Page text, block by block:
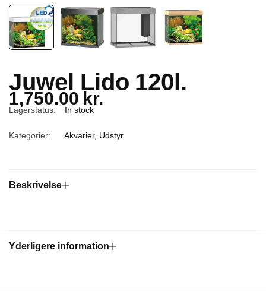
Juwel Lido 120l.
1,750.00 kr.
Lagerstatus: In stock
Kategorier: Akvarier, Udstyr
Beskrivelse
Yderligere information